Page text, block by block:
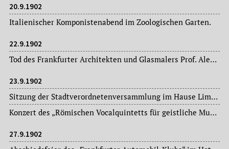
20.9.1902
Italienischer Komponistenabend im Zoologischen Garten.
22.9.1902
Tod des Frankfurter Architekten und Glasmalers Prof. Alexander Linnemann (1839-1902), 1880 Gründung einer Werkstatt für Glasarbeiten, Glasfenster und Glasgemälde in Frankfurt am Main für den Dom (St. Bartholomäus), die Katharinenkirche und die Peterskirche. Restaurierung alter Glasfenster z.B. in der Frankfurter Leonhardskirche.
23.9.1902
Sitzung der Stadtverordnetenversammlung im Hause Limpurg: Magistratsvorlagen, Ausschussberichte.
Konzert des „Römischen Vocalquintetts für geistliche Musik“ im Saal der Frankfurt-Loge.
27.9.1902